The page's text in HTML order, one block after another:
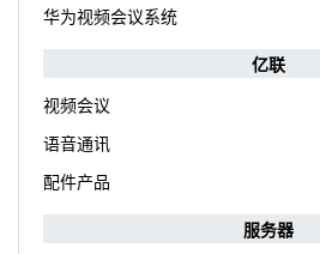
华为视频会议系统
亿联
视频会议
语音通讯
配件产品
服务器